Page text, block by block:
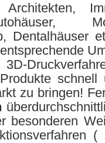
Dentalhäuser
entsprechende
schnell
zu bringen!
besonderen